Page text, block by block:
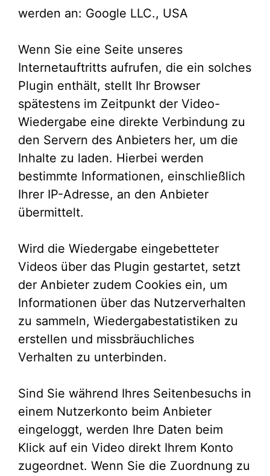
werden an: Google LLC., USA
Wenn Sie eine Seite unseres
Internetauftritts aufrufen, die ein solches
Plugin enthält, stellt Ihr Browser
spätestens im Zeitpunkt der Video-
Wiedergabe eine direkte Verbindung zu
den Servern des Anbieters her, um die
Inhalte zu laden. Hierbei werden
bestimmte Informationen, einschließlich
Ihrer IP-Adresse, an den Anbieter
übermittelt.
Wird die Wiedergabe eingebetteter
Videos über das Plugin gestartet, setzt
der Anbieter zudem Cookies ein, um
Informationen über das Nutzerverhalten
zu sammeln, Wiedergabestatistiken zu
erstellen und missbräuchliches
Verhalten zu unterbinden.
Sind Sie während Ihres Seitenbesuchs in
einem Nutzerkonto beim Anbieter
eingeloggt, werden Ihre Daten beim
Klick auf ein Video direkt Ihrem Konto
zugeordnet. Wenn Sie die Zuordnung zu